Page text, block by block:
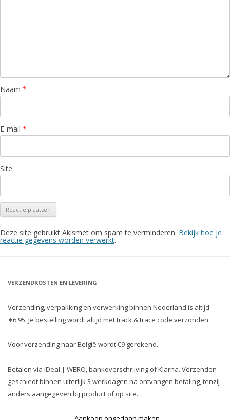
Naam *
E-mail *
Site
Deze site gebruikt Akismet om spam te verminderen. Bekijk hoe je
reactie gegevens worden verwerkt.
VERZENDKOSTEN EN LEVERING
Verzending, verpakking en verwerking binnen Nederland is altijd
€6,95. Je bestelling wordt altijd met track & trace code verzonden.
Voor verzending naar België wordt €9 gerekend.
Betalen via iDeal | WERO, bankoverschrijving of Klarna. Verzenden
geschiedt binnen uiterlijk 3 werkdagen na ontvangen betaling, tenzij
anders aangegeven bij product of op site.